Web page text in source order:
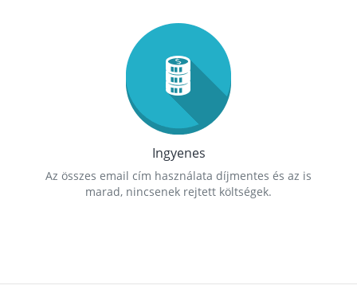
Ingyenes
Az összes email cím használata díjmentes és az is
marad, nincsenek rejtett költségek.